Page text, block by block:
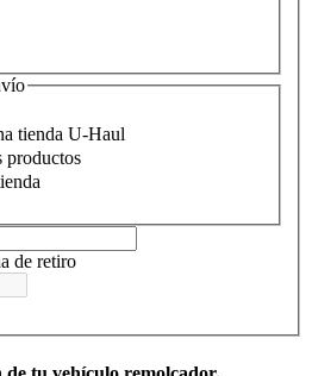
tienda U-Haul
productos
de retiro